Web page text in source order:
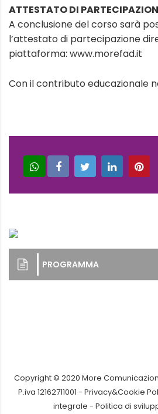
ATTESTATO DI
A conclusione del corso sarà
l’attestato di partecipazione
piattaforma: www.morefad.it
Con il contributo educazionale
PROGRAMMA
Copyright © 2020 More
P.iva 12162711001 - Privacy&Cookie
integrale - Politica di